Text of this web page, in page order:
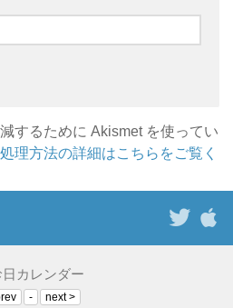
するために Akismet を使ってい
理方法の詳細はこちらをご覧く
カレンダー